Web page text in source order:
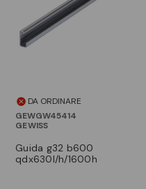
DA ORDINARE
GEWGW45414
GEWISS
guida g32 b600
qdx630l/h/1600h